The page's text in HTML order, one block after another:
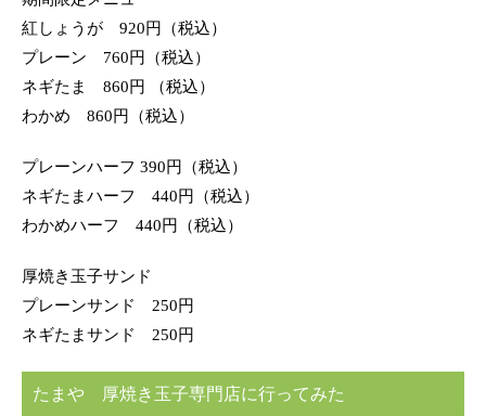
紅しょうが 920円（税込）
プレーン 760円（税込）
ネギたま 860円 （税込）
わかめ 860円（税込）
プレーンハーフ 390円（税込）
ネギたまハーフ 440円（税込）
わかめハーフ 440円（税込）
厚焼き玉子サンド
プレーンサンド 250円
ネギたまサンド 250円
たまや 厚焼き玉子専門店に行ってみた